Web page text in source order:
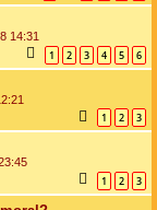
14:31
1 2 3 4 5 6
1 2 3
1 2 3